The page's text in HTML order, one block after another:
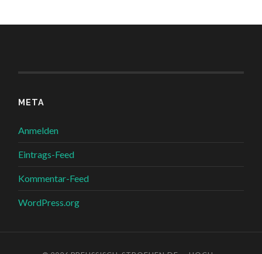
META
Anmelden
Eintrags-Feed
Kommentar-Feed
WordPress.org